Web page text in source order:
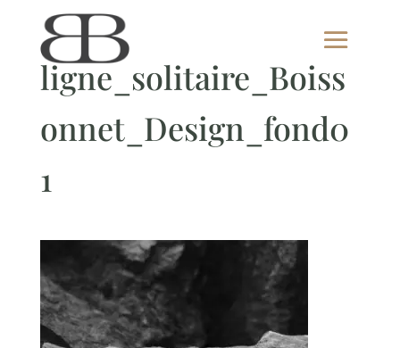
ligne_solitaire_Boiss
onnet_Design_fond0
1